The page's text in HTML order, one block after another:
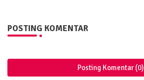
POSTING KOMENTAR
Posting Komentar (0)